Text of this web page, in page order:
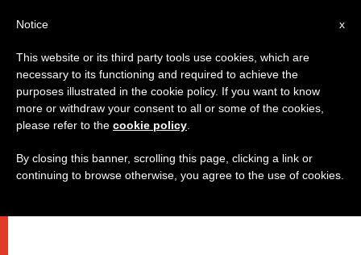
x
Notice
This website or its third party tools use cookies, which are
necessary to its functioning and required to achieve the
purposes illustrated in the cookie policy. If you want to know
more or withdraw your consent to all or some of the cookies,
please refer to the cookie policy
By closing this banner, scrolling this page, clicking a link or
continuing to browse otherwise, you agree to the use of cookies.